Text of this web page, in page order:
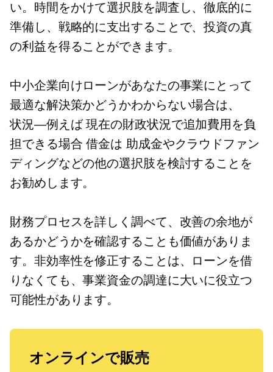
い。時間をかけて選択肢を調査し、徹底的に
準備し、戦略的に支出することで、投資の真
の利益を得ることができます。
中小企業向けローンがあなたの事業にとって
最適な解決策かどうかわからない場合は、
状況—例えば現在の財政状況で追加費用を負
担できる場合借金は 助成金やクラウドファン
ディングなどの他の選択肢を検討することを
お勧めします。
財務プロセスを詳しく調べて、改善の余地が
あるかどうかを確認することも価値がありま
す。非効率性を修正することは、ローンを借
りなくても、事業資金の調達に大いに役立つ
可能性があります。
オンラインで販売